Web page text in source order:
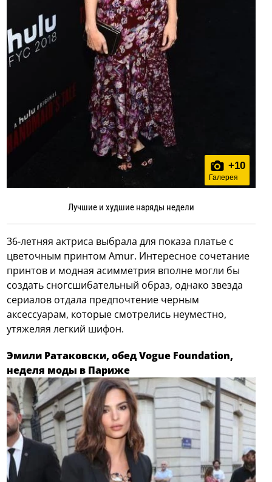
+10
Галерея
Лучшие и худшие наряды недели
36-летняя актриса выбрала для показа платье с
цветочным принтом Amur. Интересное сочетание
принтов и модная асимметрия вполне могли бы
создать сногсшибательный образ, однако звезда
сериалов отдала предпочтение черным
аксессуарам, которые смотрелись неуместно,
утяжеляя легкий шифон.
Эмили Ратаковски, обед Vogue Foundation,
неделя моды в Париже